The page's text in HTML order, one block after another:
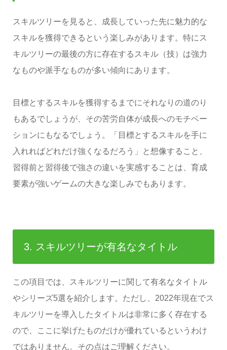
スキルツリーを見ると、成長していった先に魅力的な
スキルを獲得できるという楽しみがあります。特にス
キルツリーの最後の方に存在するスキル（技）は強力
なものや派手なものが多い傾向にあります。
目標とするスキルを獲得するまでにそれなりの道のり
もあるでしょうが、その苦労自体が成長へのモチベー
ションにもなるでしょう。「目標とするスキルを手に
入れればどれだけ強くなるだろう」と想像すること、
習得前と習得後で強さの違いを実感することは、育成
要素が強いゲームの大きな楽しみでもあります。
3. スキルツリーが有名なタイトル
この項目では、スキルツリーに関して有名なタイトル
やシリーズ5選を紹介します。ただし、2022年現在でス
キルツリーを導入したタイトルは非常に多く存在する
ので、ここに挙げたものだけが優れているというわけ
ではありません。その点はご理解ください。